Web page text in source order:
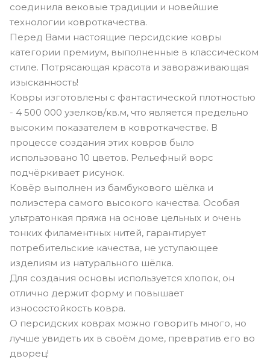
соединила вековые традиции и новейшие
технологии ковроткачества.
Перед Вами настоящие персидские ковры
категории премиум, выполненные в классическом
стиле. Потрясающая красота и завораживающая
изысканность!
Ковры изготовлены с фантастической плотностью
- 4 500 000 узелков/кв.м, что является предельно
высоким показателем в ковроткачестве. В
процессе создания этих ковров было
использовано 10 цветов. Рельефный ворс
подчёркивает рисунок.
Ковёр выполнен из бамбукового шёлка и
полиэстера самого высокого качества. Особая
ультратонкая пряжа на основе цельных и очень
тонких филаментных нитей, гарантирует
потребительские качества, не уступающее
изделиям из натурального шёлка.
Для создания основы используется хлопок, он
отлично держит форму и повышает
износостойкость ковра.
О персидских коврах можно говорить много, но
лучше увидеть их в своём доме, превратив его во
дворец!